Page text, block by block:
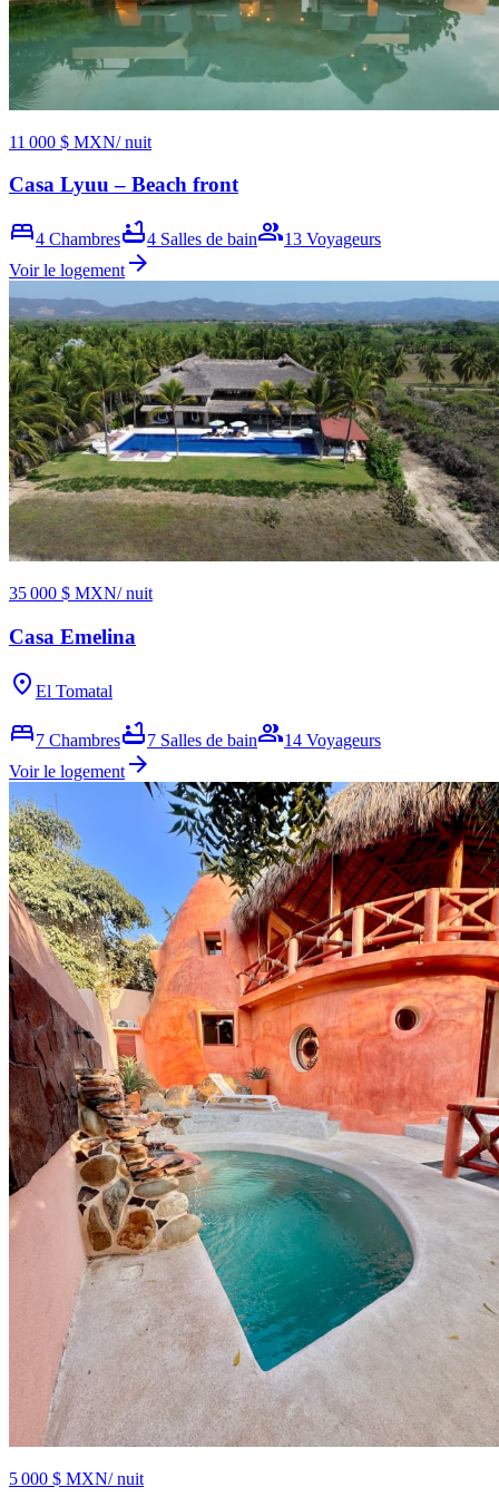
11 000 $ MXN/ nuit
Casa Lyuu – Beach front
bed4 Chambresbathtub4 Salles de baingroup13 Voyageurs
Voir le logement arrow_forward
35 000 $ MXN/ nuit
Casa Emelina
location_on El Tomatal
bed7 Chambresbathtub7 Salles de baingroup14 Voyageurs
Voir le logement arrow_forward
5 000 $ MXN/ nuit